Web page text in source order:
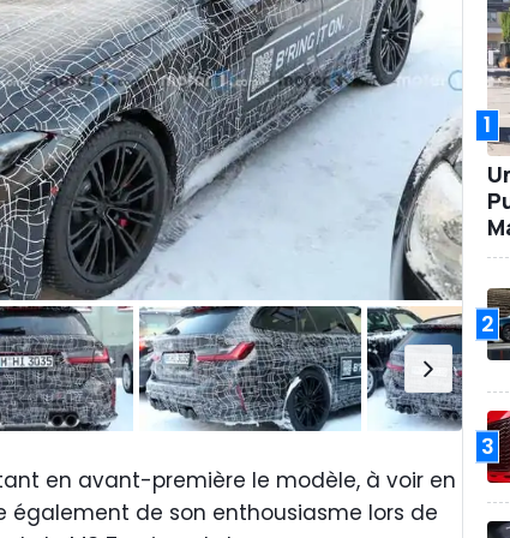
en avant-première le modèle, à voir en
également de son enthousiasme lors de
1
2
3